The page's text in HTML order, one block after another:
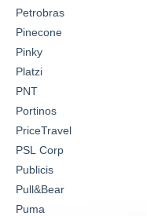
Petrobras
Pinecone
Pinky
Platzi
PNT
Portinos
PriceTravel
PSL Corp
Publicis
Pull&Bear
Puma